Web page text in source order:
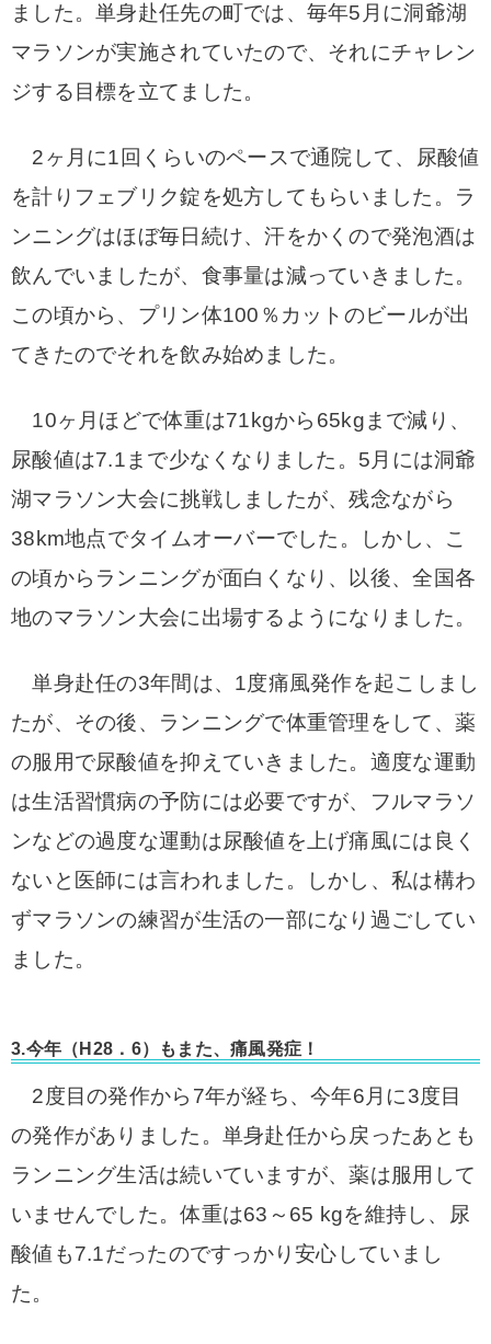
ました。単身赴任先の町では、毎年5月に洞爺湖
マラソンが実施されていたので、それにチャレン
ジする目標を立てました。
2ヶ月に1回くらいのペースで通院して、尿酸値
を計りフェブリク錠を処方してもらいました。ラ
ンニングはほぼ毎日続け、汗をかくので発泡酒は
飲んでいましたが、食事量は減っていきました。
この頃から、プリン体100％カットのビールが出
てきたのでそれを飲み始めました。
10ヶ月ほどで体重は71kgから65kgまで減り、
尿酸値は7.1まで少なくなりました。5月には洞爺
湖マラソン大会に挑戦しましたが、残念ながら
38km地点でタイムオーバーでした。しかし、こ
の頃からランニングが面白くなり、以後、全国各
地のマラソン大会に出場するようになりました。
単身赴任の3年間は、1度痛風発作を起こしまし
たが、その後、ランニングで体重管理をして、薬
の服用で尿酸値を抑えていきました。適度な運動
は生活習慣病の予防には必要ですが、フルマラソ
ンなどの過度な運動は尿酸値を上げ痛風には良く
ないと医師には言われました。しかし、私は構わ
ずマラソンの練習が生活の一部になり過ごしてい
ました。
3.今年（H28．6）もまた、痛風発症！
2度目の発作から7年が経ち、今年6月に3度目
の発作がありました。単身赴任から戻ったあとも
ランニング生活は続いていますが、薬は服用して
いませんでした。体重は63～65 kgを維持し、尿
酸値も7.1だったのですっかり安心していまし
た。